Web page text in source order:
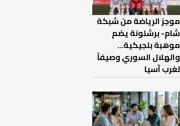
موجز الرياضة من شبكة
شام- برشلونة يضم
موهبة بلجيكية...
والهلال السوري وصيفاً
لغرب آسيا